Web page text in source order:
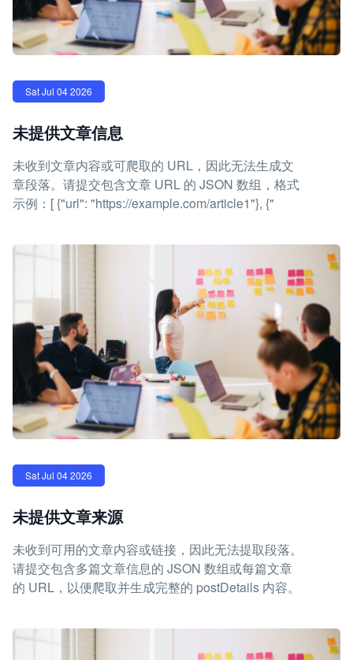
Sat Jul 04 2026
未提供文章信息
未收到文章内容或可爬取的 URL，因此无法生成文
章段落。请提交包含文章 URL 的 JSON 数组，格式
示例：[ {"url": "https://example.com/article1"}, {"
Sat Jul 04 2026
未提供文章来源
未收到可用的文章内容或链接，因此无法提取段落。
请提交包含多篇文章信息的 JSON 数组或每篇文章
的 URL，以便爬取并生成完整的 postDetails 内容。